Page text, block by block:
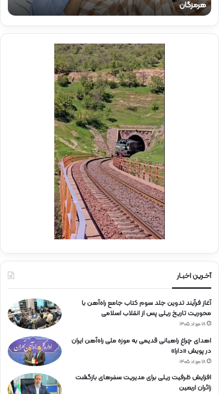
ا
ک
ر
ی
حضور دکتر ذاکری در موکب شهدای راه‌آهن
آخـرین اخبـار
آغاز فرآیند تدوین جلد سوم کتاب جامع راه‌آهن با
محوریت تاریخ ریلی پس از انقلاب اسلامی
۱۸ مرداد ۱۴۰۵
اهدای چراغ راهبانی قدیمی به موزه ملی راه‌آهن ایران
در پویش «دارا»
۱۸ مرداد ۱۴۰۵
افزایش ظرفیت ریلی برای مدیریت سفرهای بازگشت
زائران اربعین